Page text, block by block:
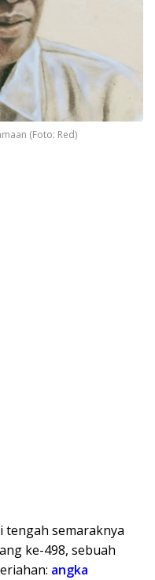
(Foto: Red)
tengah semaraknya
ke-498, sebuah
angka